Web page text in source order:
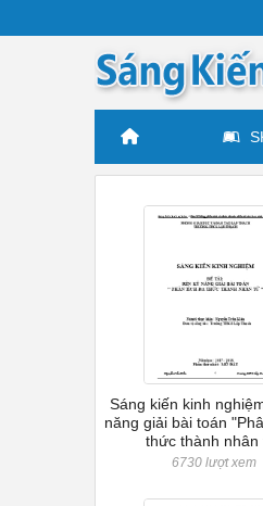
Sáng kiến kinh
năng giải bài toán
thức thành nhân
6730 lượt xem